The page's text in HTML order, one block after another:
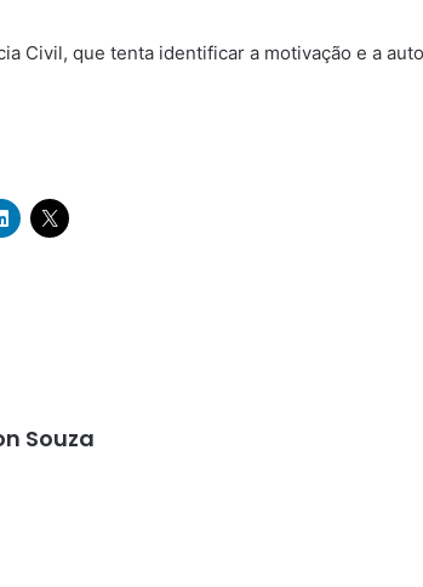
Civil, que tenta identificar a motivação e a
Souza